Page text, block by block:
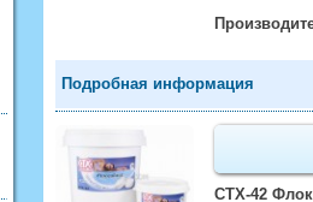
Подробная информация
CTX-42